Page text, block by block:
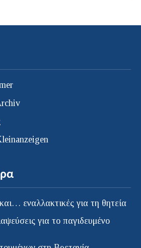
εναλλακτικές για τη θητεία
για το παγιδευμένο